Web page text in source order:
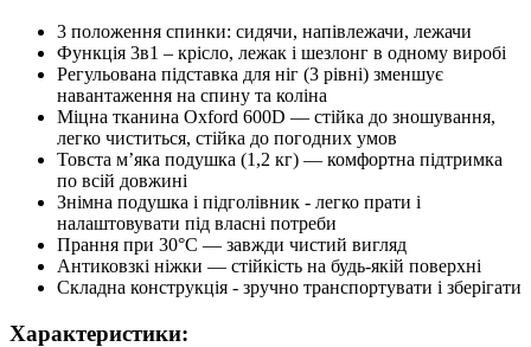
3 положення спинки: сидячи, напівлежачи, лежачи
Функція 3в1 – крісло, лежак і шезлонг в одному виробі
Регульована підставка для ніг (3 рівні) зменшує
навантаження на спину та коліна
Міцна тканина Oxford 600D — стійка до зношування,
легко чиститься, стійка до погодних умов
Товста м’яка подушка (1,2 кг) — комфортна підтримка
по всій довжині
Знімна подушка і підголівник - легко прати і
налаштовувати під власні потреби
Прання при 30°C — завжди чистий вигляд
Антиковзкі ніжки — стійкість на будь-якій поверхні
Складна конструкція - зручно транспортувати і зберігати
Характеристики: